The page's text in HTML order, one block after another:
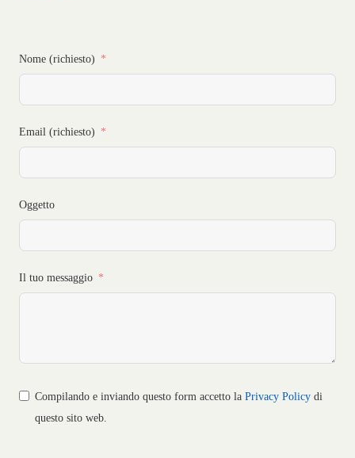
Nome (richiesto)
Email (richiesto)
Oggetto
Il tuo messaggio
Compilando e inviando questo form accetto laPrivacy Policy di
questo sito web.